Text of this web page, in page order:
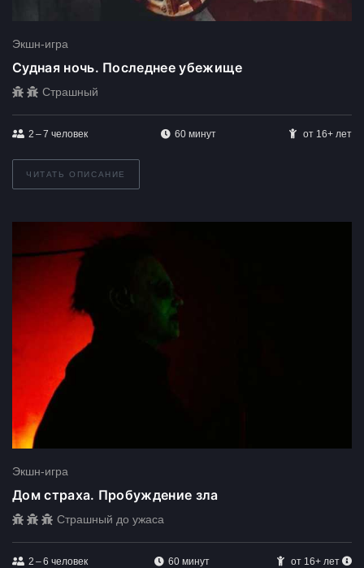
Экшн-игра
Судная ночь. Последнее убежище
Страшный
2 – 7 человек 60 минут от 16+ лет
ЧИТАТЬ ОПИСАНИЕ
Экшн-игра
Дом страха. Пробуждение зла
Страшный до ужаса
2 – 6 человек 60 минут от 16+ лет